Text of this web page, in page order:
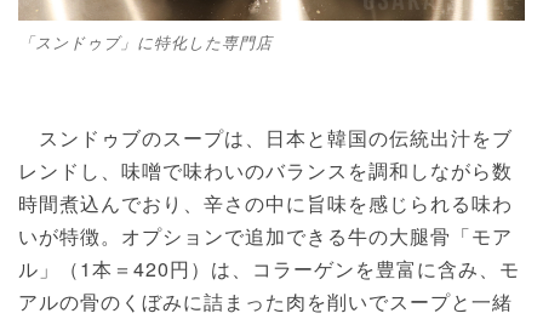
「スンドゥブ」に特化した専門店
スンドゥブのスープは、日本と韓国の伝統出汁をブ
レンドし、味噌で味わいのバランスを調和しながら数
時間煮込んでおり、辛さの中に旨味を感じられる味わ
いが特徴。オプションで追加できる牛の大腿骨「モア
ル」（1本＝420円）は、コラーゲンを豊富に含み、モ
アルの骨のくぼみに詰まった肉を削いでスープと一緒